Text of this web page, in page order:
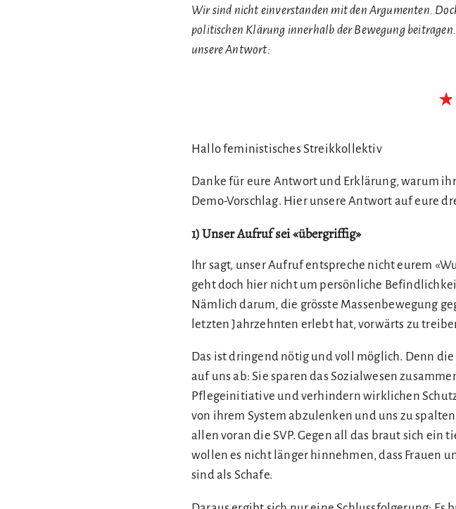
Wir sind nicht einverstanden mit den Argumenten.
politischen Klärung innerhalb der Bewegung
unsere Antwort:
Hallo feministisches Streikkollektiv
Danke für eure Antwort und Erklärung, warum
Demo-Vorschlag. Hier unsere Antwort auf eure
1) Unser Aufruf sei «übergriffig»
Ihr sagt, unser Aufruf entspreche nicht eurem
geht doch hier nicht um persönliche
Nämlich darum, die grösste Massenbewegung
letzten Jahrzehnten erlebt hat, vorwärts zu
Das ist dringend nötig und voll möglich. Denn
auf uns ab: Sie sparen das Sozialwesen
Pflegeinitiative und verhindern wirklichen
von ihrem System abzulenken und uns zu
allen voran die SVP. Gegen all das braut sich
wollen es nicht länger hinnehmen, dass Frauen
sind als Schafe.